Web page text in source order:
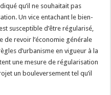
qu’il ne souhaitait pas
Un vice entachant le bien-
susceptible d’être régularisé,
de revoir l’économie générale
d’urbanisme en vigueur à la
une mesure de régularisation
un bouleversement tel qu’il